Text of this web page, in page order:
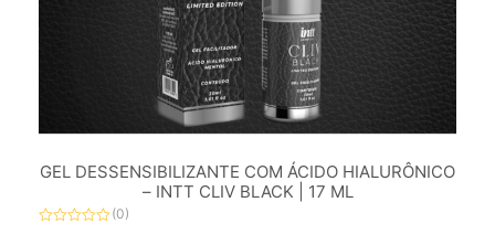
GEL DESSENSIBILIZANTE COM ÁCIDO HIALURÔNICO
– INTT CLIV BLACK | 17 ML
(0)